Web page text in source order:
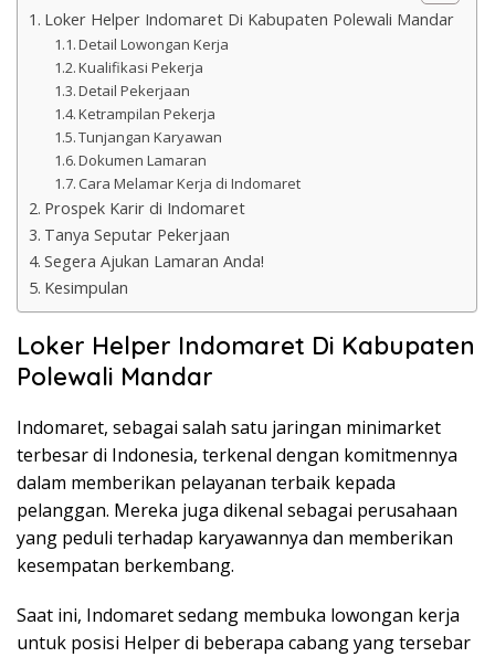
Loker Helper Indomaret Di Kabupaten Polewali Mandar
Detail Lowongan Kerja
Kualifikasi Pekerja
Detail Pekerjaan
Ketrampilan Pekerja
Tunjangan Karyawan
Dokumen Lamaran
Cara Melamar Kerja di Indomaret
Prospek Karir di Indomaret
Tanya Seputar Pekerjaan
Segera Ajukan Lamaran Anda!
Kesimpulan
Loker Helper Indomaret Di Kabupaten
Polewali Mandar
Indomaret, sebagai salah satu jaringan minimarket
terbesar di Indonesia, terkenal dengan komitmennya
dalam memberikan pelayanan terbaik kepada
pelanggan. Mereka juga dikenal sebagai perusahaan
yang peduli terhadap karyawannya dan memberikan
kesempatan berkembang.
Saat ini, Indomaret sedang membuka lowongan kerja
untuk posisi Helper di beberapa cabang yang tersebar